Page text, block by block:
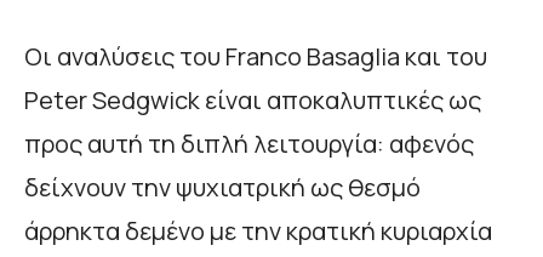
Οι αναλύσεις του Franco Basaglia και του
Peter Sedgwick είναι αποκαλυπτικές ως
προς αυτή τη διπλή λειτουργία: αφενός
δείχνουν την ψυχιατρική ως θεσμό
άρρηκτα δεμένο με την κρατική κυριαρχία